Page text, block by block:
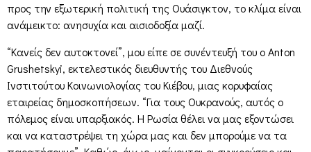
προς την εξωτερική πολιτική της Ουάσιγκτον, το κλίμα είναι
ανάμεικτο: ανησυχία και αισιοδοξία μαζί.
“Κανείς δεν αυτοκτονεί”, μου είπε σε συνέντευξή του ο Anton
Grushetskyi, εκτελεστικός διευθυντής του Διεθνούς
Ινστιτούτου Κοινωνιολογίας του Κιέβου, μιας κορυφαίας
εταιρείας δημοσκοπήσεων. “Για τους Ουκρανούς, αυτός ο
πόλεμος είναι υπαρξιακός. Η Ρωσία θέλει να μας εξοντώσει
και να καταστρέψει τη χώρα μας και δεν μπορούμε να τα